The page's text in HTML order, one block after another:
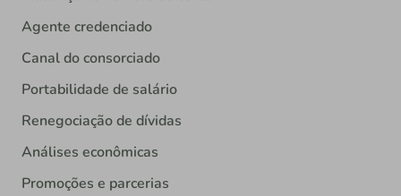
Agente credenciado
Canal do consorciado
Portabilidade de salário
Renegociação de dívidas
Análises econômicas
Promoções e parcerias